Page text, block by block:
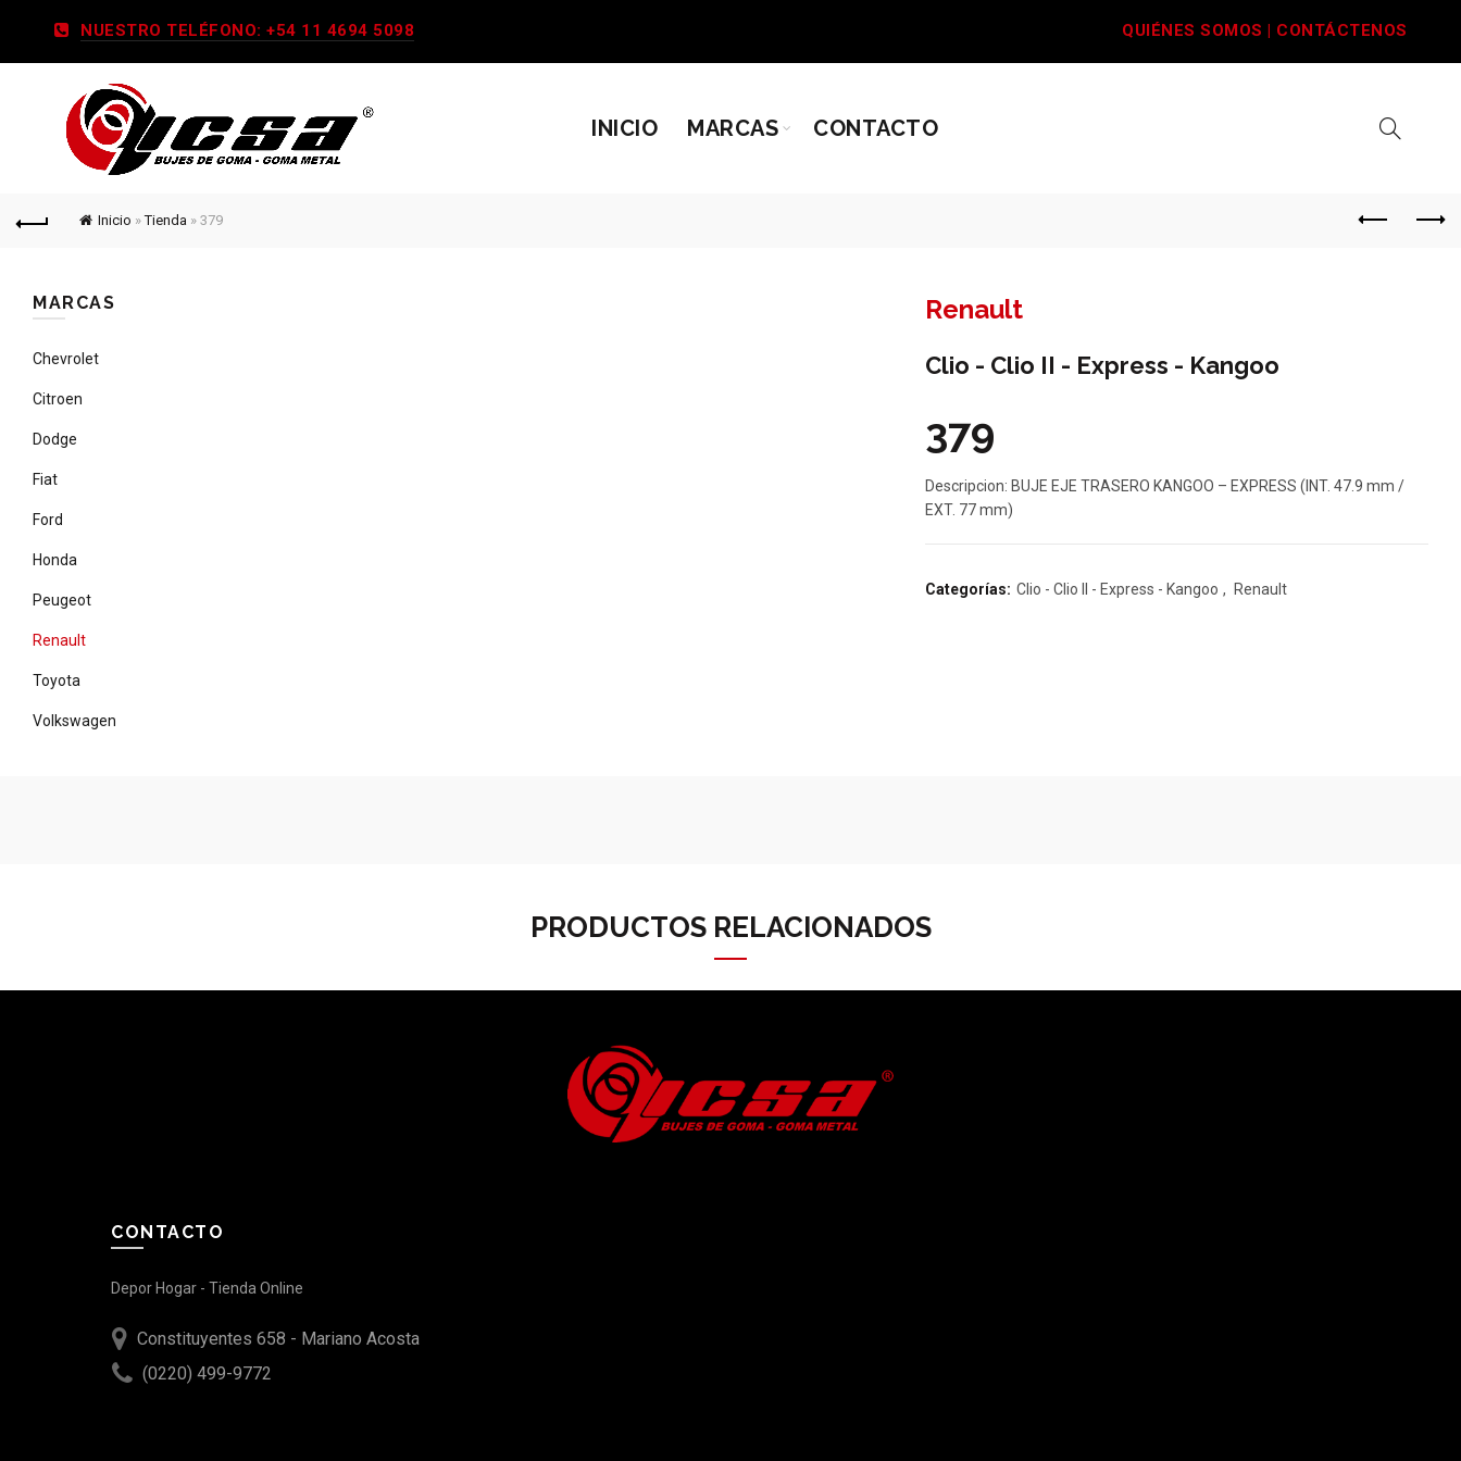
NUESTRO TELÉFONO: +54 11 4694 5098 QUIÉNES SOMOS | CONTÁCTENOS
INICIO MARCAS CONTACTO
Inicio »Tienda » 379
Renault
Clio - Clio II - Express - Kangoo
379
Descripcion: BUJE EJE TRASERO KANGOO – EXPRESS (INT. 47.9 mm /
EXT. 77 mm)
Categorías: Clio - Clio II - Express - Kangoo , Renault
MARCAS
Chevrolet
Citroen
Dodge
Fiat
Ford
Honda
Peugeot
Renault
Toyota
Volkswagen
PRODUCTOS RELACIONADOS
CONTACTO
Depor Hogar - Tienda Online
Constituyentes 658 - Mariano Acosta
(0220) 499-9772